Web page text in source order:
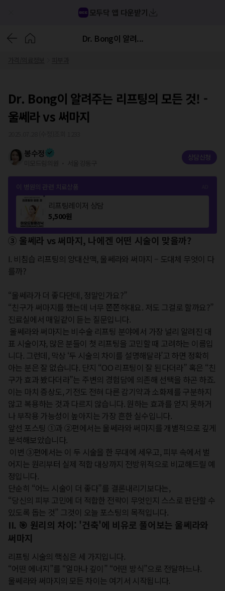
모두닥 앱 다운받기
Dr. Bong이 알려...
Dr. Bong이 알려주는 리프팅의 모든 것! -
울쎄라 vs 써마지
봉수정 상담신청
이 병원의 관련 치료상품
리프팅레이저 상담
5,500원
③ 울쎄라 vs 써마지, 나에겐 어떤 시술이 맞을까?
I. 비침습 리프팅의 양대산맥, 울쎄라와 써마지 – 도대체 무엇이 다
를까?
“울쎄라가 더 좋다던데, 정말인가요?”
“친구가 써마지를 했는데 너무 쫀쫀하대요. 저도 그걸로 할까요?”
진료실에서 매일같이 듣는 질문입니다.
표 시술이자, 많은 분들이 첫 리프팅을 고민할 때 고려하는 이름입
니다. 그런데, 막상 ‘두 시술의 차이를 설명해달라’고 하면 정확히
아는 분은 잘 없습니다. 단지 “OO 리프팅이 잘 된다더라” 혹은 “친
구가 효과 봤다더라”는 주변의 경험담에 의존해 선택을 하곤 하죠.
이는 마치 증상도, 기전도 전혀 다른 감기약과 소화제를 구분하지
않고 복용하는 것과 다르지 않습니다. 원하는 효과를 얻지 못하거
나 부작용 가능성이 높아지는 가장 흔한 실수입니다.
앞선 포스팅 ①과 ②편에서는 울쎄라와 써마지를 개별적으로 깊게
분석해보았습니다.
어지는 원리부터 실제 적합 대상까지 전방위적으로 비교해드릴 예
정입니다.
단순히 “어느 시술이 더 좋다”를 결론내리기보다는,
“당신의 피부 고민에 더 적합한 전략이 무엇인지 스스로 판단할 수
있도록 돕는 것” 그것이 오늘 포스팅의 목적입니다.
II. 🎯 원리의 차이: '건축'에 비유로 풀어보는 울쎄라와
써마지
리프팅 시술의 핵심은 세 가지입니다.
“어떤 에너지”를 “얼마나 깊이” “어떤 방식”으로 전달하느냐.
울쎄라와 써마지의 모든 차이는 여기서 시작됩니다.